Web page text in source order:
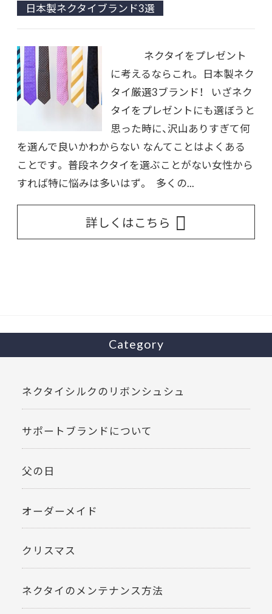
日本製ネクタイブランド3選
ネクタイをプレゼント
に考えるならこれ。 日本製ネク
タイ厳選3ブランド！ いざネク
タイをプレゼントにも選ぼうと
思った時に、沢山ありすぎて何
を選んで良いかわからない なんてことはよくある
ことです。 普段ネクタイを選ぶことがない女性から
すれば特に悩みは多いはず。 多くの...
詳しくはこちら
Category
ネクタイシルクのリボンシュシュ
サポートブランドについて
父の日
オーダーメイド
クリスマス
ネクタイのメンテナンス方法